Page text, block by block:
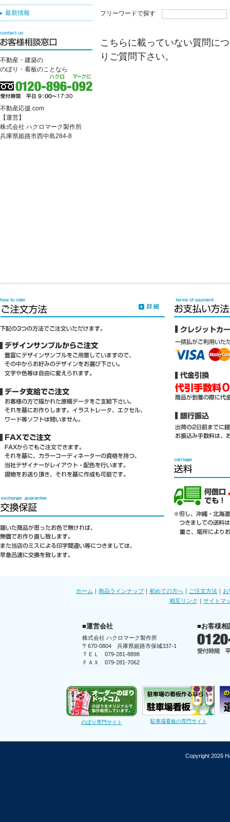
フリーワードで探す
こちらに載っていない質問に
りご質問下さい。
最新情報
不動産・建築の
のぼり・看板のことなら
不動産応援.com
【運営】
株式会社 ハクロマーク製作所
兵庫県姫路市西中島284-8
ホーム ｜ 商品ラインナップ｜ 初めての方へ ｜ ご注文方法 ｜ お
相互リンク ｜ サイトマ
■運営会社
株式会社 ハクロマーク製作所
〒670-0804 兵庫県姫路市保城337-1
ＴＥＬ 079-281-8898
ＦＡＸ 079-281-7062
■お客様相
のぼり専門サイト 駐車場看板の専門サイト
Copyright 2026